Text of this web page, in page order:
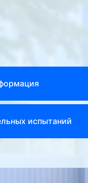
испытаний